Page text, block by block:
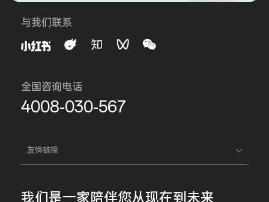
与我们联系
全国咨询电话
4008-030-567
友情链接
我们是一家陪伴您从现在到未来